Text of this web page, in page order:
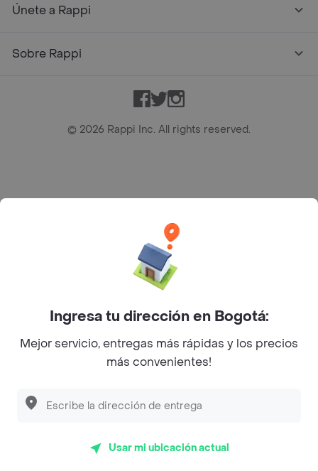
Únete a Rappi
Sobre Rappi
Facebook
TwitterInstagram
© 2026 Rappi Inc. All rights reserved.
Bogotá D.C. --- notificacionesrappi@rappi.com
Ingresa tu dirección en Bogotá:
Mejor servicio, entregas más rápidas y los precios
más convenientes!
Usar mi ubicación actual